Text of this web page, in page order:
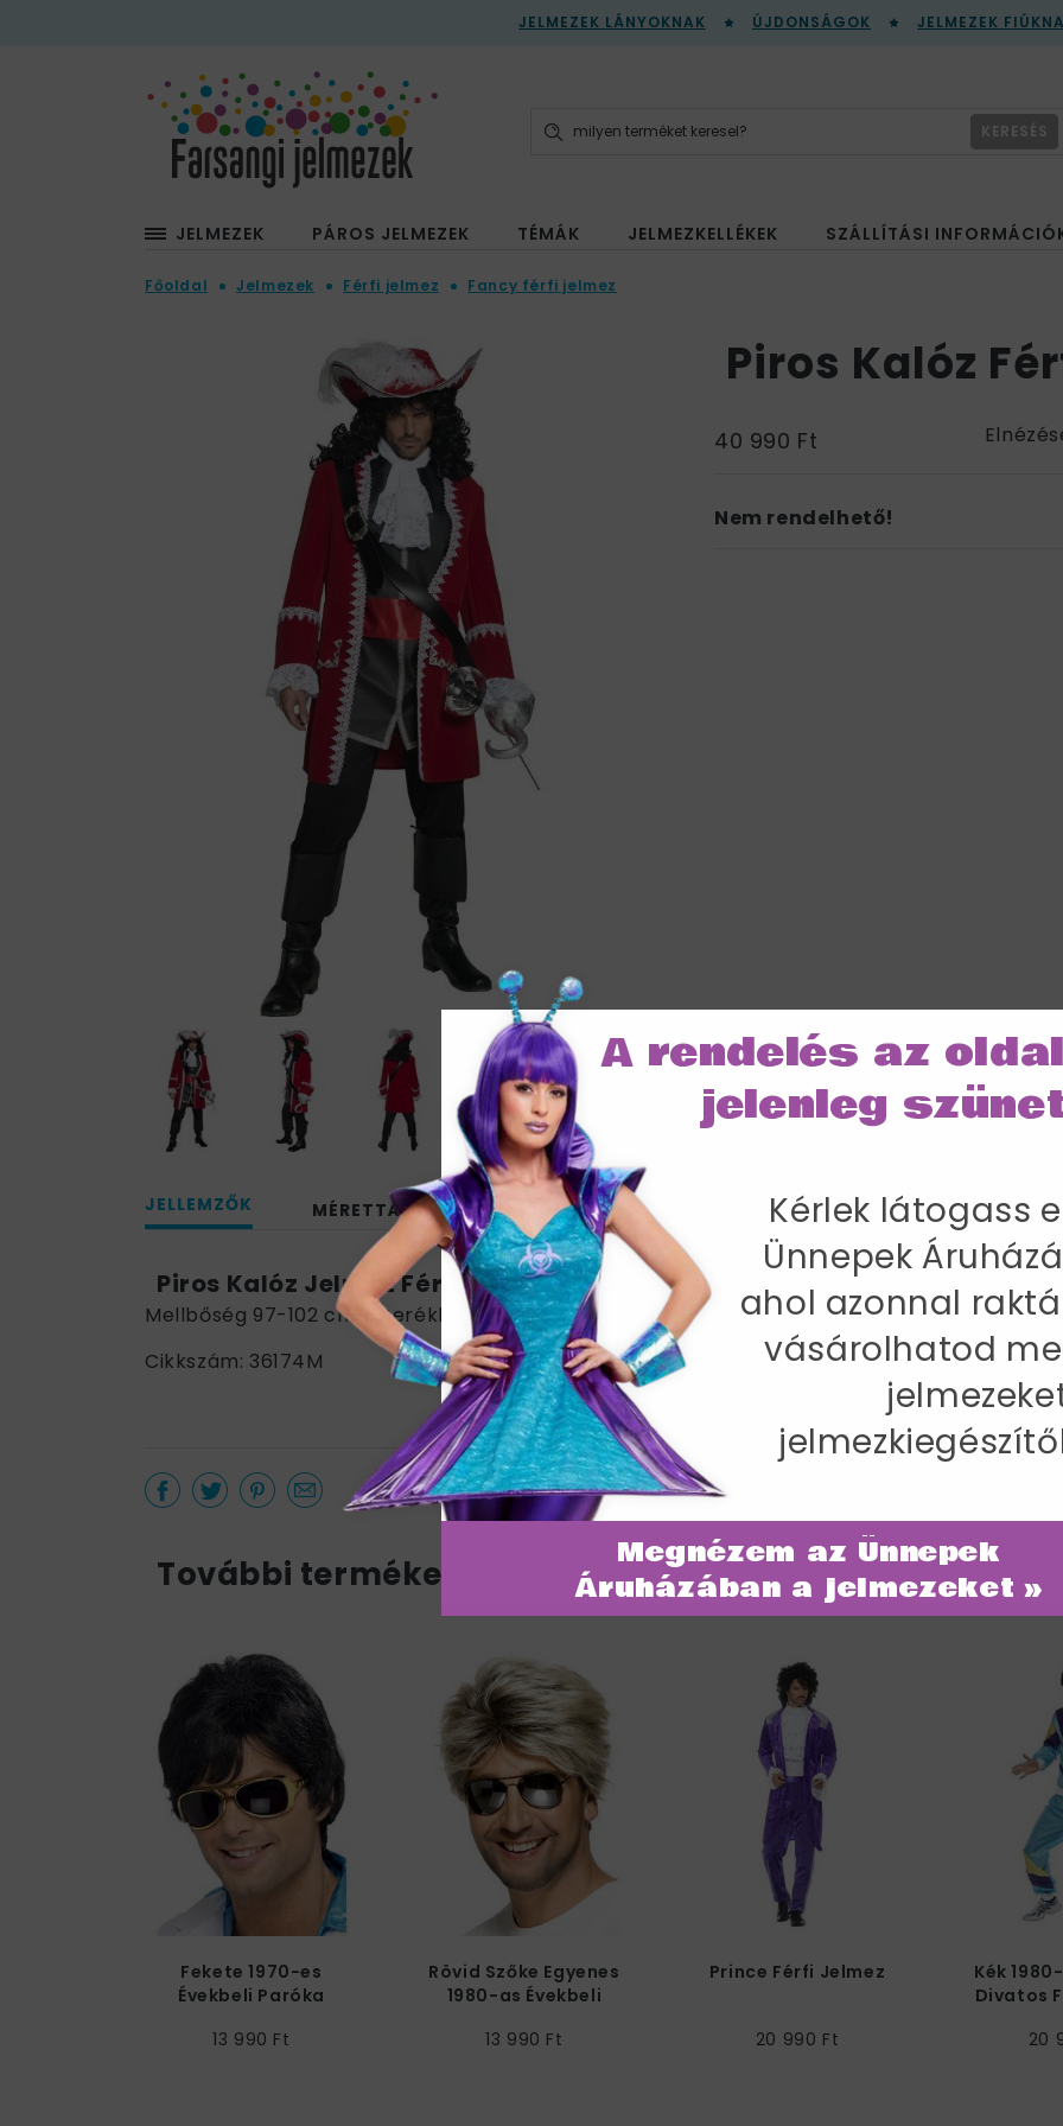
JELMEZEK LÁNYOKNAK ÚJDONSÁGOK JELMEZEK
KERESÉS
JELMEZEK PÁROS JELMEZEK TÉMÁK JELMEZKELLÉKEK SZÁLLÍTÁSI
Főoldal Jelmezek Férfi jelmez Fancy férfi jelmez
Piros Kalóz
40 990 Ft
Nem rendelhető!
JELLEMZŐK MÉRETTÁBLÁZAT SZÁLLÍTÁS
Piros Kalóz Jelmez Férfiaknak Kabáttal, Nadrággal és Felsővel - M
Mellbőség 97-102 cm / Derékbőség 81-86 cm / Belső lábhossz 83 cm
Cikkszám: 36174M
További termékek a kategóriában
Fekete 1970-es
Évekbeli Paróka
13 990 Ft
Rövid Szőke Egyenes
1980-as Évekbeli
13 990 Ft
Prince Férfi Jelmez
20 990 Ft
Kék
Divatos
20
Megnézem az Ünnepek
Áruházában a jelmezeket »
Kérlek látogass
Ünnepek
ahol azonnal
vásárolhatod
A rendelés az
jelenleg